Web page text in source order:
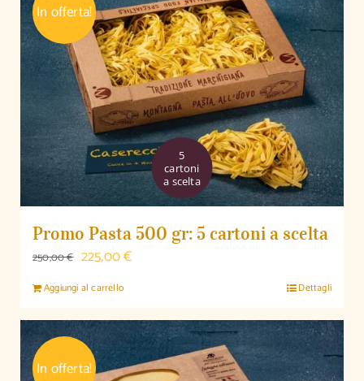
In offerta!
5
cartoni
a scelta
Promo Pasta 500 gr: 5 cartoni a scelta
250,00€ Il
prezzo
era:
250,00 €.
225,00€Il
225,00 €.
Aggiungi al carrello Dettagli
In offerta!